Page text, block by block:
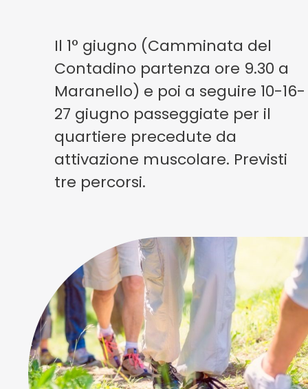
Il 1° giugno (Camminata del
Contadino partenza ore 9.30 a
Maranello) e poi a seguire 10-16-
27 giugno passeggiate per il
quartiere precedute da
attivazione muscolare. Previsti
tre percorsi.